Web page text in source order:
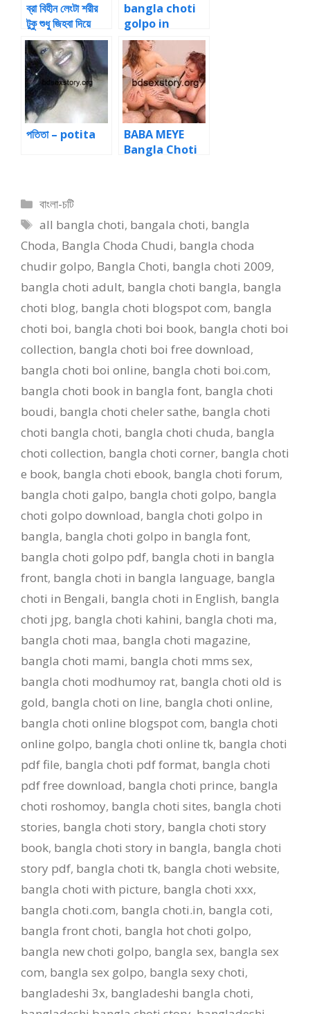
ব্রা বিহীন লেংটা শরীর
টুকু শুধু জিহবা দিয়ে
চাটতে লাগলাম -bra
bihin lengta
sorir sudhu
jihobba diye
chat te
laglam চটি পড়ুন-
Bangla Choti
Online
bangla choti
golpo in
bangla
language ~
Bangla choti
golpo |Desi
choti
পতিতা – potita
BABA MEYE
Bangla Choti
Categories
বাংলা-চটি
Tags
all bangla choti, bangala choti, bangla
Choda, Bangla Choda Chudi, bangla choda
chudir golpo, Bangla Choti, bangla choti 2009,
bangla choti adult, bangla choti bangla, bangla
choti blog, bangla choti blogspot com, bangla
choti boi, bangla choti boi book, bangla choti boi
collection, bangla choti boi free download,
bangla choti boi online, bangla choti boi.com,
bangla choti book in bangla font, bangla choti
boudi, bangla choti cheler sathe, bangla choti
choti bangla choti, bangla choti chuda, bangla
choti collection, bangla choti corner, bangla choti
e book, bangla choti ebook, bangla choti forum,
bangla choti galpo, bangla choti golpo, bangla
choti golpo download, bangla choti golpo in
bangla, bangla choti golpo in bangla font,
bangla choti golpo pdf, bangla choti in bangla
front, bangla choti in bangla language, bangla
choti in Bengali, bangla choti in English, bangla
choti jpg, bangla choti kahini, bangla choti ma,
bangla choti maa, bangla choti magazine,
bangla choti mami, bangla choti mms sex,
bangla choti modhumoy rat, bangla choti old is
gold, bangla choti on line, bangla choti online,
bangla choti online blogspot com, bangla choti
online golpo, bangla choti online tk, bangla choti
pdf file, bangla choti pdf format, bangla choti
pdf free download, bangla choti prince, bangla
choti roshomoy, bangla choti sites, bangla choti
stories, bangla choti story, bangla choti story
book, bangla choti story in bangla, bangla choti
story pdf, bangla choti tk, bangla choti website,
bangla choti with picture, bangla choti xxx,
bangla choti.com, bangla choti.in, bangla coti,
bangla front choti, bangla hot choti golpo,
bangla new choti golpo, bangla sex, bangla sex
com, bangla sex golpo, bangla sexy choti,
bangladeshi 3x, bangladeshi bangla choti,